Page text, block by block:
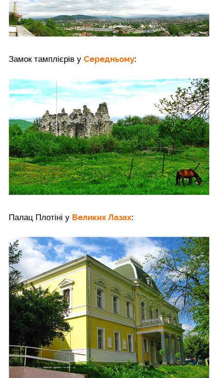
Замок тамплієрів у Середньому:
Палац Плотіні у Великих Лазах: